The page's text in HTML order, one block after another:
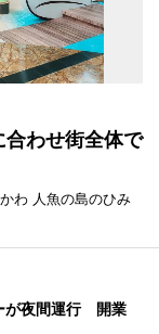
わせ街全体で
わ 人魚の島のひみ
が夜間運行 開業